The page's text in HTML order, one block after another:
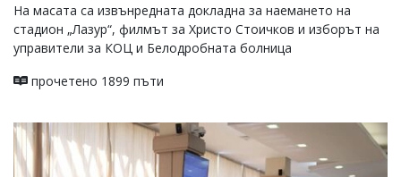
На масата са извънредната докладна за наемането на
стадион „Лазур“, филмът за Христо Стоичков и изборът на
управители за КОЦ и Белодробната болница
прочетено 1899 пъти